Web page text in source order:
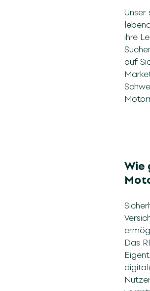
Unser
ihre
auf
Wie
Das